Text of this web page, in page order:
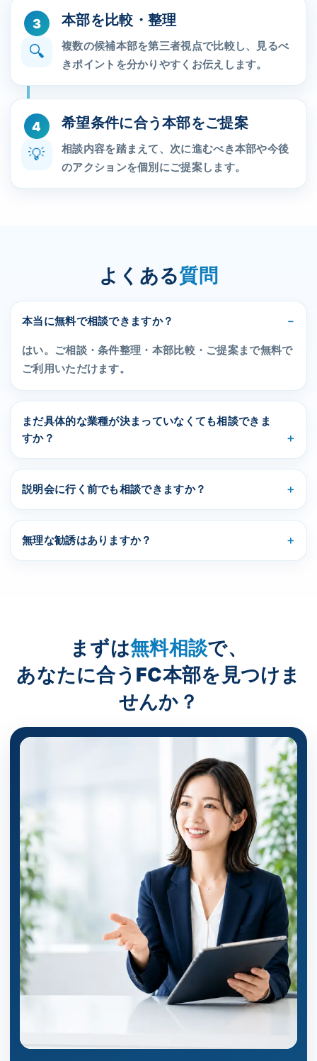
3
🔍
本部を比較・整理
複数の候補本部を第三者視点で比較し、見るべ
きポイントを分かりやすくお伝えします。
4
💡
希望条件に合う本部をご提案
相談内容を踏まえて、次に進むべき本部や今後
のアクションを個別にご提案します。
よくある質問
本当に無料で相談できますか？
はい。ご相談・条件整理・本部比較・ご提案まで無料で
ご利用いただけます。
まだ具体的な業種が決まっていなくても相談できま
すか？
説明会に行く前でも相談できますか？
無理な勧誘はありますか？
まずは無料相談で、
あなたに合うFC本部を見つけま
せんか？